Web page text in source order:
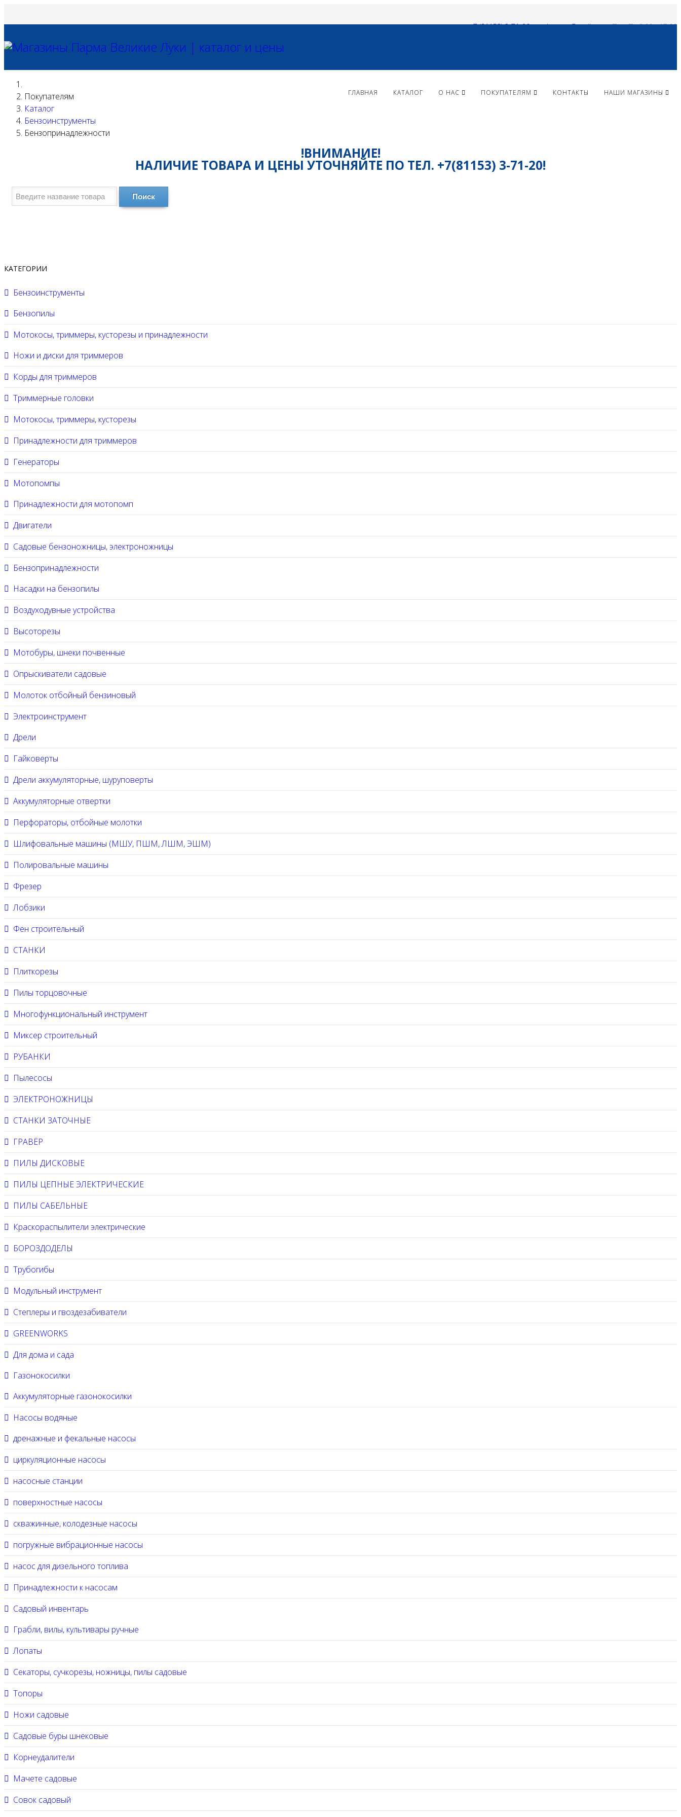
+ 7 (81153) 3-71-20 vlparma@mail.ru Пн - Пт 9:00 - 17:00
ГЛАВНАЯ КАТАЛОГ О НАС ПОКУПАТЕЛЯМ КОНТАКТЫ НАШИ МАГАЗИНЫ
Покупателям
Каталог
Бензоинструменты
Бензопринадлежности
!ВНИМАНИЕ!
НАЛИЧИЕ ТОВАРА И ЦЕНЫ УТОЧНЯЙТЕ ПО ТЕЛ. +7(81153) 3-71-20!
Поиск
КАТЕГОРИИ
Бензоинструменты
Бензопилы
Мотокосы, триммеры, кусторезы и принадлежности
Ножи и диски для триммеров
Корды для триммеров
Триммерные головки
Мотокосы, триммеры, кусторезы
Принадлежности для триммеров
Генераторы
Мотопомпы
Принадлежности для мотопомп
Двигатели
Садовые бензоножницы, электроножницы
Бензопринадлежности
Насадки на бензопилы
Воздуходувные устройства
Высоторезы
Мотобуры, шнеки почвенные
Опрыскиватели садовые
Молоток отбойный бензиновый
Электроинструмент
Дрели
Гайковерты
Дрели аккумуляторные, шуруповерты
Аккумуляторные отвертки
Перфораторы, отбойные молотки
Шлифовальные машины (МШУ, ПШМ, ЛШМ, ЭШМ)
Полировальные машины
Фрезер
Лобзики
Фен строительный
СТАНКИ
Плиткорезы
Пилы торцовочные
Многофункциональный инструмент
Миксер строительный
РУБАНКИ
Пылесосы
ЭЛЕКТРОНОЖНИЦЫ
СТАНКИ ЗАТОЧНЫЕ
ГРАВЁР
ПИЛЫ ДИСКОВЫЕ
ПИЛЫ ЦЕПНЫЕ ЭЛЕКТРИЧЕСКИЕ
ПИЛЫ САБЕЛЬНЫЕ
Краскораспылители электрические
БОРОЗДОДЕЛЫ
Трубогибы
Модульный инструмент
Степлеры и гвоздезабиватели
GREENWORKS
Для дома и сада
Газонокосилки
Аккумуляторные газонокосилки
Насосы водяные
дренажные и фекальные насосы
циркуляционные насосы
насосные станции
поверхностные насосы
скважинные, колодезные насосы
погружные вибрационные насосы
насос для дизельного топлива
Принадлежности к насосам
Садовый инвентарь
Грабли, вилы, культивары ручные
Лопаты
Секаторы, сучкорезы, ножницы, пилы садовые
Топоры
Ножи садовые
Садовые буры шнековые
Корнеудалители
Мачете садовые
Совок садовый